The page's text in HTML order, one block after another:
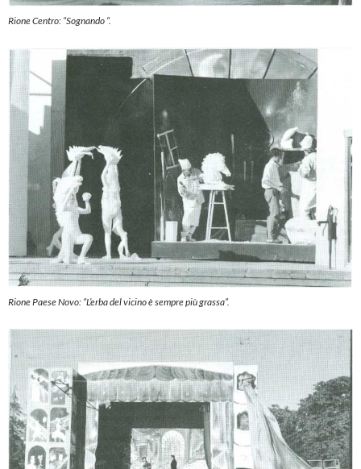
Rione Centro: “Sognando “.
Rione Paese Novo: “L’erba del vicino è sempre più grassa”.